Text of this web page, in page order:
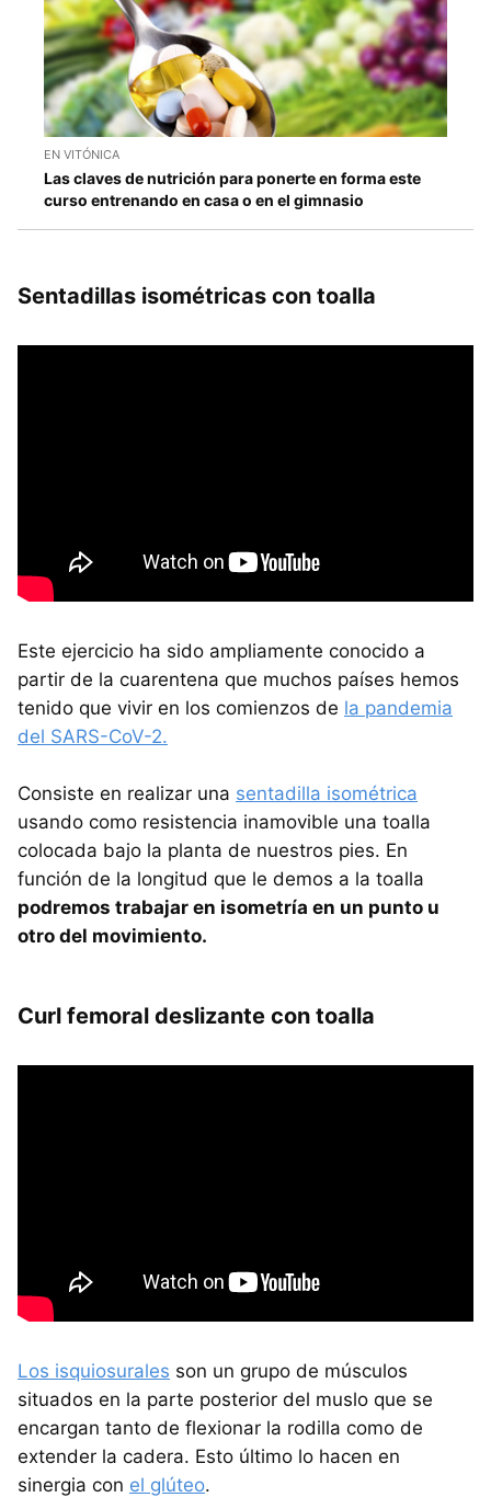
EN VITÓNICA
Las claves de nutrición para ponerte en forma este
curso entrenando en casa o en el gimnasio
Sentadillas isométricas con toalla
Este ejercicio ha sido ampliamente conocido a
partir de la cuarentena que muchos países hemos
tenido que vivir en los comienzos de la pandemia
del SARS-CoV-2.
Consiste en realizar una sentadilla isométrica
usando como resistencia inamovible una toalla
colocada bajo la planta de nuestros pies. En
función de la longitud que le demos a la toalla
podremos trabajar en isometría en un punto u
otro del movimiento.
Curl femoral deslizante con toalla
Los isquiosurales son un grupo de músculos
situados en la parte posterior del muslo que se
encargan tanto de flexionar la rodilla como de
extender la cadera. Esto último lo hacen en
sinergia con el glúteo.